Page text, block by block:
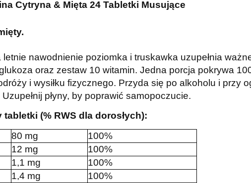
Cytryna & Mięta 24 Tabletki Musujące
nawodnienie poziomka i truskawka uzupełnia
oraz zestaw 10 witamin. Jedna porcja pokrywa
i wysiłku fizycznego. Przyda się po alkoholu i przy
płyny, by poprawić samopoczucie.
(% RWS dla dorosłych):
80 mg
100%
12 mg
100%
1,1 mg
100%
1,4 mg
100%